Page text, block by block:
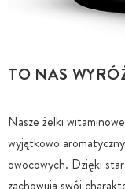
TO NAS
Nasze żelki
wyjątkowo
owocowych. Dzięki